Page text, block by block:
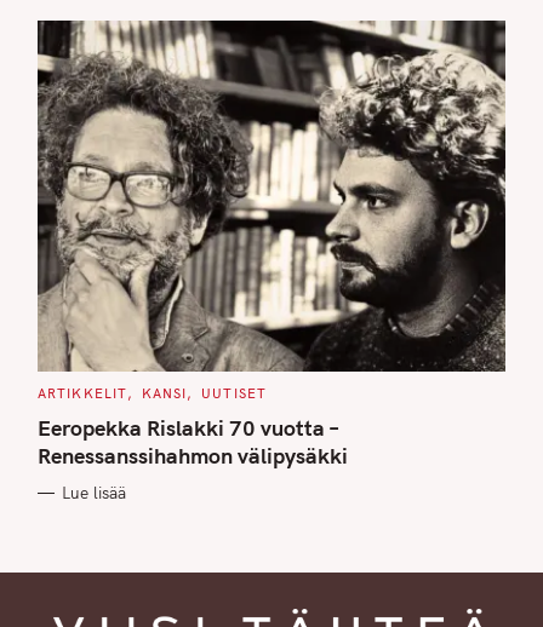
C
T
E
G
O
I
ARTIKKELIT KANSI UUTISET
Eeropekka Rislakki 70 vuotta –
Renessanssihahmon välipysäkki
Lue lisää